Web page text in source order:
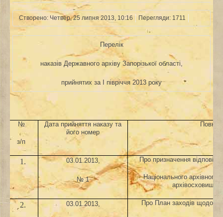
Створено: Четвер, 25 липня 2013, 10:16 Перегляди: 1711
Перелік
наказів Державного архіву Запорізької області,
прийнятих за І півріччя 2013 року
№
з/п
Дата прийняття наказу та
його номер
Повна
1. 03.01.2013,
№ 1
Про призначення
Національного
архівосховищах
2. 03.01.2013,
Про План заходів щодо